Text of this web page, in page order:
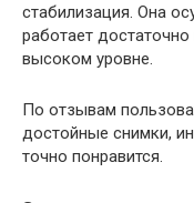
стабилизация. Она
работает
высоком уровне.
По отзывам
достойные снимки,
точно понравится.